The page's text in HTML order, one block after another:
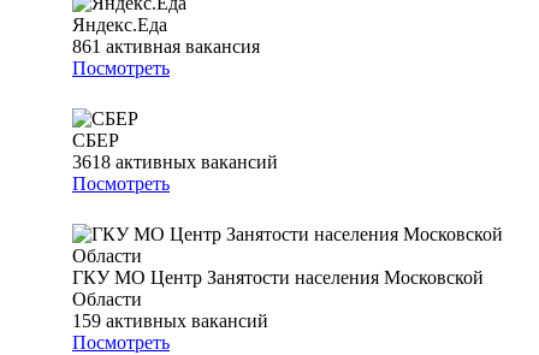
Яндекс.Еда
861 активная вакансия
Посмотреть
СБЕР
3618 активных вакансий
Посмотреть
ГКУ МО Центр Занятости населения Московской
Области
159 активных вакансий
Посмотреть